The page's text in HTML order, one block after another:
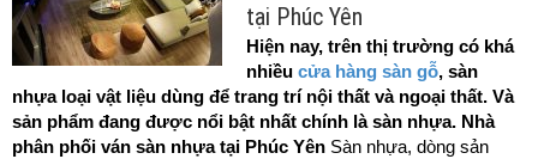
tại Phúc Yên
Hiện nay, trên thị trường có khá
nhiều cửa hàng sàn gỗ, sàn
nhựa loại vật liệu dùng để trang trí nội thất và ngoại thất. Và
sản phẩm đang được nổi bật nhất chính là sàn nhựa. Nhà
phân phối ván sàn nhựa tại Phúc Yên Sàn nhựa, dòng sản